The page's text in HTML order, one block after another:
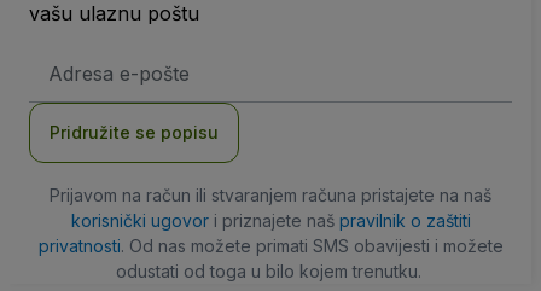
vašu ulaznu poštu
mail
Pridružite se popisu
Prijavom na račun ili stvaranjem računa pristajete na naš
korisnički ugovori priznajete naš pravilnik o zaštiti
privatnosti. Od nas možete primati SMS obavijesti i možete
odustati od toga u bilo kojem trenutku.